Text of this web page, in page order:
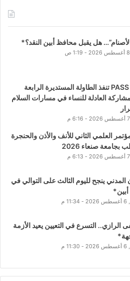
هل يقبل محافظ أبين النقد؟*
مؤسسة PASS تنفذ الطاولة المستديرة الرابعة
العادلة للنساء في مسارات السلام
العلمي الثاني للأنف والأذن والحنجرة
بجامعة صنعاء 2026
المدني ينجح لليوم الثالث على التوالي في
م
التسرع في التعيين يعيد الأزمة
م